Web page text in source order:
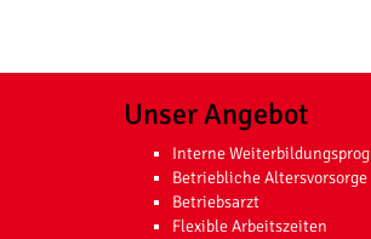
Unser Angebot
Interne
Betriebliche Altersvorsorge
Betriebsarzt
Flexible Arbeitszeiten